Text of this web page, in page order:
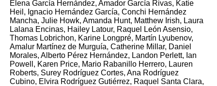
Elena García Hernández, Amador García Rivas, Katie
Heil, Ignacio Hernández García, Conchi Hernández
Mancha, Julie Howk, Amanda Hunt, Matthew Irish, Laura
Lalana Encinas, Hailey Latour, Raquel León Asensio,
Thomas Lobrichon, Karine Longpré, Martín Lyubenov,
Amalur Martínez de Murguía, Catherine Millar, Daniel
Morales, Alberto Pérez Hernández, Landon Perlett, Ian
Powell, Karen Price, Mario Rabanillo Herrero, Lauren
Roberts, Surey Rodríguez Cortes, Ana Rodríguez
Cubino, Elvira Rodríguez Gutiérrez, Raquel Santa Clara,